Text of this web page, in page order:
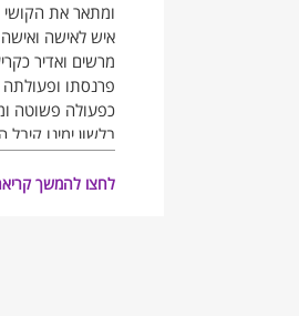
ומתאר את הקושי
איש לאישה
מרשים ואדיר
פרנסתו
כפעולה פשוטה
בלשון ימינו
לחצו להמשך